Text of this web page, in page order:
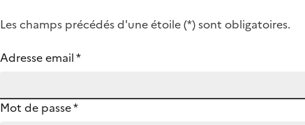
Les champs précédés d'une étoile (*) sont obligatoires.
Adresse email*
Mot de passe*